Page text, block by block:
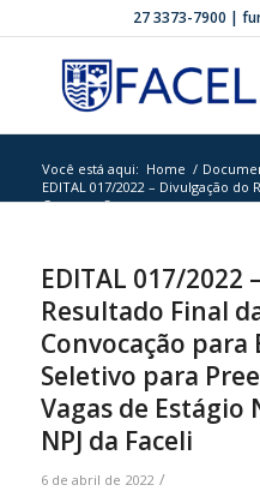
27 3373-7900 |
Você está aqui: Home /
EDITAL 017/2022 – Divulgação do
Convocação para ...
EDITAL 017/2022
Resultado Final
Convocação para
Seletivo para
Vagas de
NPJ da Faceli
6 de abril de 2022 /